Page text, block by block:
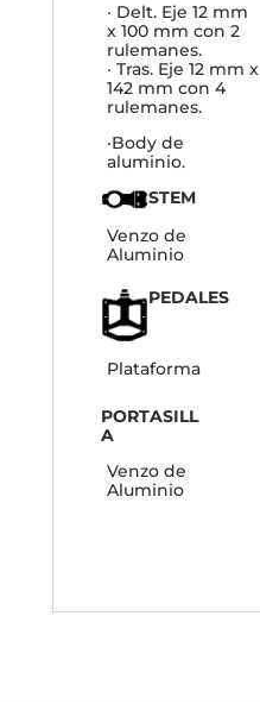
· Delt. Eje 12 mm
x 100 mm con 2
rulemanes.
· Tras. Eje 12 mm x
142 mm con 4
rulemanes.
·Body de
aluminio.
STEM
Venzo de
Aluminio
PEDALES
Plataforma
PORTASILL
A
Venzo de
Aluminio